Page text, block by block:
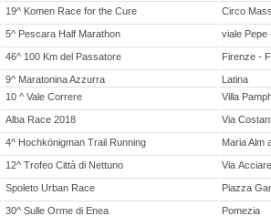
19^ Komen Race for the Cure Circo
5^ Pescara Half Marathon viale Pepe
46^ 100 Km del Passatore Firenze -
9^ Maratonina Azzurra
Latina
10 ^ Vale Correre Villa
Alba Race 2018 Via
4^ Hochkönigman Trail Running Maria Alm
12^ Trofeo Città di Nettuno Via
Spoleto Urban Race Piazza
30^ Sulle Orme di Enea Pomezia